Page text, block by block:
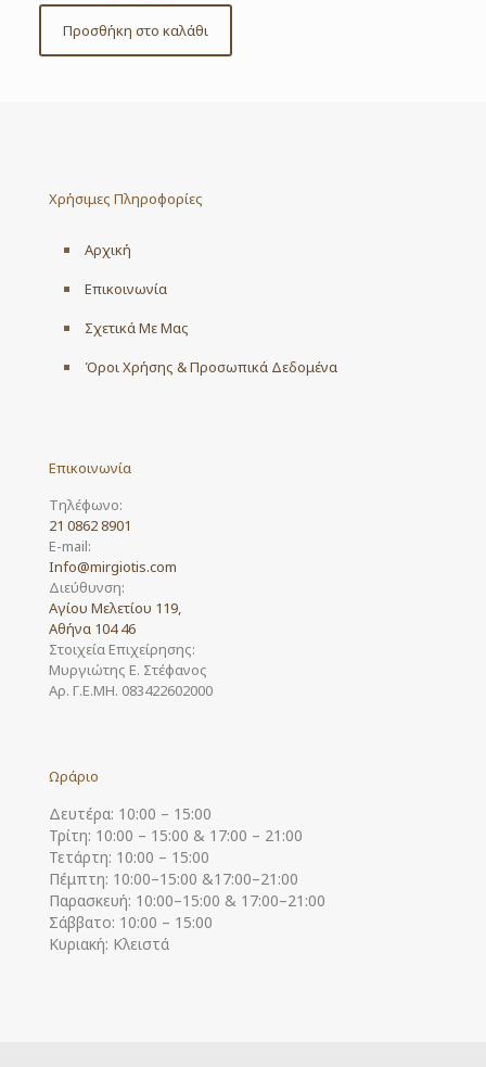
Προσθήκη στο καλάθι
Χρήσιμες Πληροφορίες
Αρχική
Επικοινωνία
Σχετικά Με Μας
Όροι Χρήσης & Προσωπικά Δεδομένα
Επικοινωνία
Τηλέφωνο:
21 0862 8901
E-mail:
Info@mirgiotis.com
Διεύθυνση:
Αγίου Μελετίου 119,
Αθήνα 104 46
Στοιχεία Επιχείρησης:
Μυργιώτης Ε. Στέφανος
Αρ. Γ.Ε.ΜΗ. 083422602000
Ωράριο
Δευτέρα: 10:00 – 15:00
Τρίτη: 10:00 – 15:00 & 17:00 – 21:00
Τετάρτη: 10:00 – 15:00
Πέμπτη: 10:00–15:00 &17:00–21:00
Παρασκευή: 10:00–15:00 & 17:00–21:00
Σάββατο: 10:00 – 15:00
Κυριακή: Κλειστά